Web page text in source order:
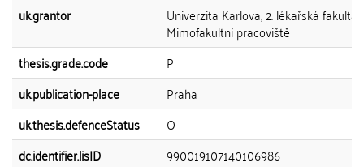
uk.grantor
Univerzita Karlova, 2. lékařská fakulta,
Mimofakultní pracoviště
thesis.grade.code
P
uk.publication-place
Praha
uk.thesis.defenceStatus
O
dc.identifier.lisID
990019107140106986